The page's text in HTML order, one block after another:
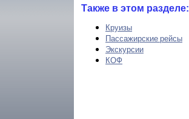
Также в этом разделе:
Круизы
Пассажирские рейсы
Экскурсии
КОФ